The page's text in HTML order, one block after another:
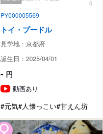
0
PY000005569
トイ・プードル
見学地：京都府
誕生日：2025/04/01
- 円
動画あり
#元気#人懐っこい#甘えん坊